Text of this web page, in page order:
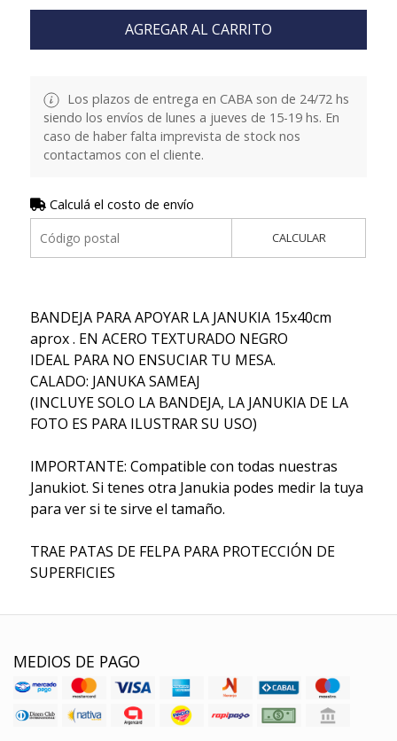
AGREGAR AL CARRITO
Los plazos de entrega en CABA son de 24/72 hs
siendo los envíos de lunes a jueves de 15-19 hs. En
caso de haber falta imprevista de stock nos
contactamos con el cliente.
Calculá el costo de envío
CALCULAR
BANDEJA PARA APOYAR LA JANUKIA 15x40cm
aprox . EN ACERO TEXTURADO NEGRO
IDEAL PARA NO ENSUCIAR TU MESA.
CALADO: JANUKA SAMEAJ
(INCLUYE SOLO LA BANDEJA, LA JANUKIA DE LA
FOTO ES PARA ILUSTRAR SU USO)
IMPORTANTE: Compatible con todas nuestras
Janukiot. Si tenes otra Janukia podes medir la tuya
para ver si te sirve el tamaño.
TRAE PATAS DE FELPA PARA PROTECCIÓN DE
SUPERFICIES
MEDIOS DE PAGO